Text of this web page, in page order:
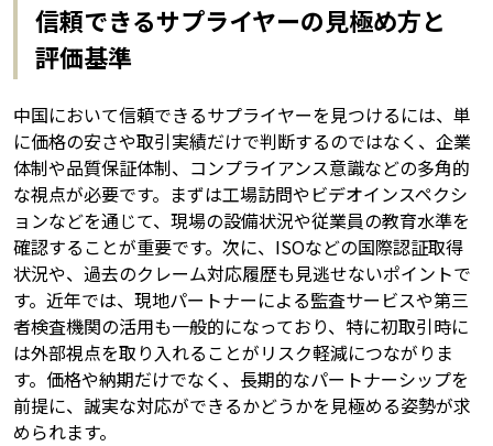
信頼できるサプライヤーの見極め方と
評価基準
中国において信頼できるサプライヤーを見つけるには、単
に価格の安さや取引実績だけで判断するのではなく、企業
体制や品質保証体制、コンプライアンス意識などの多角的
な視点が必要です。まずは工場訪問やビデオインスペクシ
ョンなどを通じて、現場の設備状況や従業員の教育水準を
確認することが重要です。次に、ISOなどの国際認証取得
状況や、過去のクレーム対応履歴も見逃せないポイントで
す。近年では、現地パートナーによる監査サービスや第三
者検査機関の活用も一般的になっており、特に初取引時に
は外部視点を取り入れることがリスク軽減につながりま
す。価格や納期だけでなく、長期的なパートナーシップを
前提に、誠実な対応ができるかどうかを見極める姿勢が求
められます。